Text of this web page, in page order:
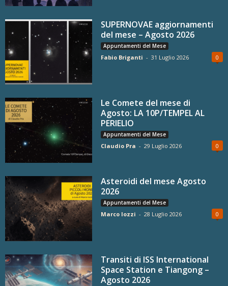
SUPERNOVAE aggiornamenti
del mese – Agosto 2026
Appuntamenti del Mese
Fabio Briganti - 31 Luglio 2026 0
Le Comete del mese di
Agosto: LA 10P/TEMPEL AL
PERIELIO
Appuntamenti del Mese
Claudio Pra - 29 Luglio 2026 0
Asteroidi del mese Agosto
2026
Appuntamenti del Mese
Marco Iozzi - 28 Luglio 2026 0
Transiti di ISS International
Space Station e Tiangong –
Agosto 2026